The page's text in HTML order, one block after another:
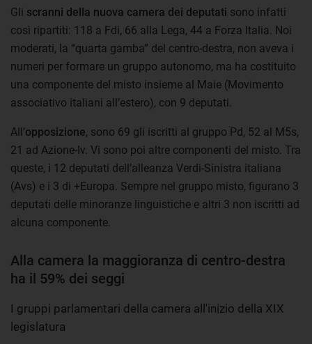
Gli scranni della nuova camera dei deputati sono infatti
così ripartiti: 118 a Fdi, 66 alla Lega, 44 a Forza Italia. Noi
moderati, la “quarta gamba” del centro-destra, non aveva i
numeri per formare un gruppo autonomo, ma ha costituito
una componente del misto insieme al Maie (Movimento
associativo italiani all’estero), con 9 deputati.
All’opposizione, sono 69 gli iscritti al gruppo Pd, 52 al M5s,
21 ad Azione-Iv. Vi sono poi altre componenti del misto. Tra
queste, i 12 deputati dell’alleanza Verdi-Sinistra italiana
(Avs) e i 3 di +Europa. Sempre nel gruppo misto, figurano 3
deputati delle minoranze linguistiche e altri 3 non iscritti ad
alcuna componente.
Alla camera la maggioranza di centro-destra
ha il 59% dei seggi
I gruppi parlamentari della camera all'inizio della XIX
legislatura